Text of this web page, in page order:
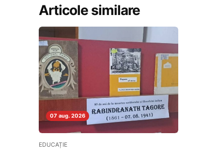
Articole similare
07 aug. 2026
EDUCAȚIE